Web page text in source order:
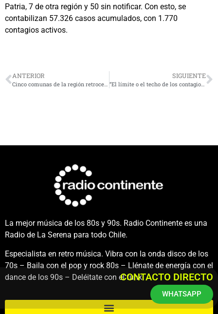
Patria, 7 de otra región y 50 sin notificar. Con esto, se
contabilizan 57.326 casos acumulados, con 1.770
contagios activos.
ANTERIOR
Cinco comunas de la región retroceden a Preparación por alza de casos
SIGUIENTE
“El límite o el techo de los contagios es muy difícil de predecir”
La mejor música de los 80s y 90s. Radio Continente es una
Radio de La Serena para todo Chile.
Especialista en retro música. Vibra con la onda disco de los
70s – Baila con el pop y rock 80s – Llénate de energía con el
dance de los 90s – Deléitate con el funk.CONTACTO DIRECTO
WHATSAPP